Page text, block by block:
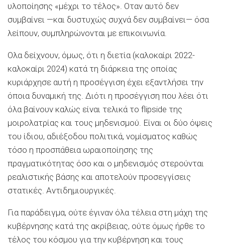
υλοποίησης «μέχρι το τέλος». Οταν αυτό δεν
συμβαίνει —και δυστυχώς συχνά δεν συμβαίνει— όσα
λείπουν, συμπληρώνονται με επικοινωνία.
Ολα δείχνουν, όμως, ότι η διετία (καλοκαίρι 2022-
καλοκαίρι 2024) κατά τη διάρκεια της οποίας
κυριάρχησε αυτή η προσέγγιση έχει εξαντλήσει την
όποια δυναμική της. Διότι η προσέγγιση που λέει ότι
όλα βαίνουν καλώς είναι τελικά το flipside της
μοιρολατρίας και τους μηδενισμού. Είναι οι δύο όψεις
του ίδιου, αδιέξοδου πολιτικά, νομίσματος καθώς
τόσο η προσπάθεια ωραιοποίησης της
πραγματικότητας όσο και ο μηδενισμός στερούνται
ρεαλιστικής βάσης και αποτελούν προσεγγίσεις
στατικές. Αντιδημιουργικές.
Για παράδειγμα, ούτε έγιναν όλα τέλεια στη μάχη της
κυβέρνησης κατά της ακρίβειας, ούτε όμως ήρθε το
τέλος του κόσμου για την κυβέρνηση και τους